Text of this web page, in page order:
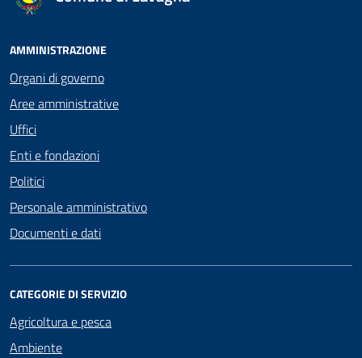
AMMINISTRAZIONE
Organi di governo
Aree amministrative
Uffici
Enti e fondazioni
Politici
Personale amministrativo
Documenti e dati
CATEGORIE DI SERVIZIO
Agricoltura e pesca
Ambiente